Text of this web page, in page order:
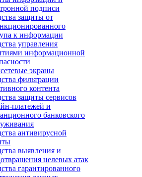
подписи
защиты от
к информации
управления
информационной
экраны
фильтрации
контента
защиты сервисов
платежей и
банковского
антивирусной
выявления и
целевых атак
гарантированного